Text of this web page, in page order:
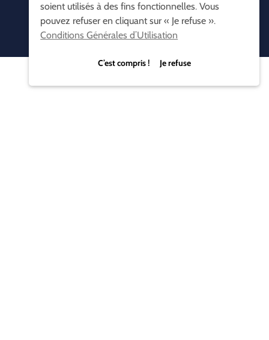
soient utilisés à des fins fonctionnelles. Vous
pouvez refuser en cliquant sur « Je refuse ».
Conditions Générales d’Utilisation
C’est compris ! Je refuse